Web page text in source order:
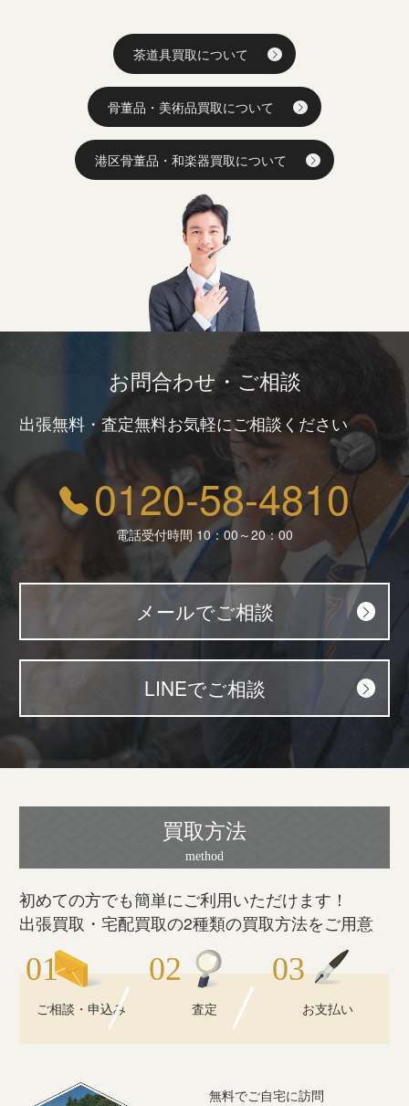
茶道具買取について
骨董品・美術品買取について
港区骨董品・和楽器買取について
お問合わせ・ご相談
出張無料・査定無料お気軽にご相談ください
0120-58-4810
電話受付時間 10：00～20：00
メールでご相談
LINEでご相談
買取方法
初めての方でも簡単にご利用いただけます！
出張買取・宅配買取の2種類の買取方法をご用意
ご相談・申込み 査定 お支払い
無料でご自宅に訪問